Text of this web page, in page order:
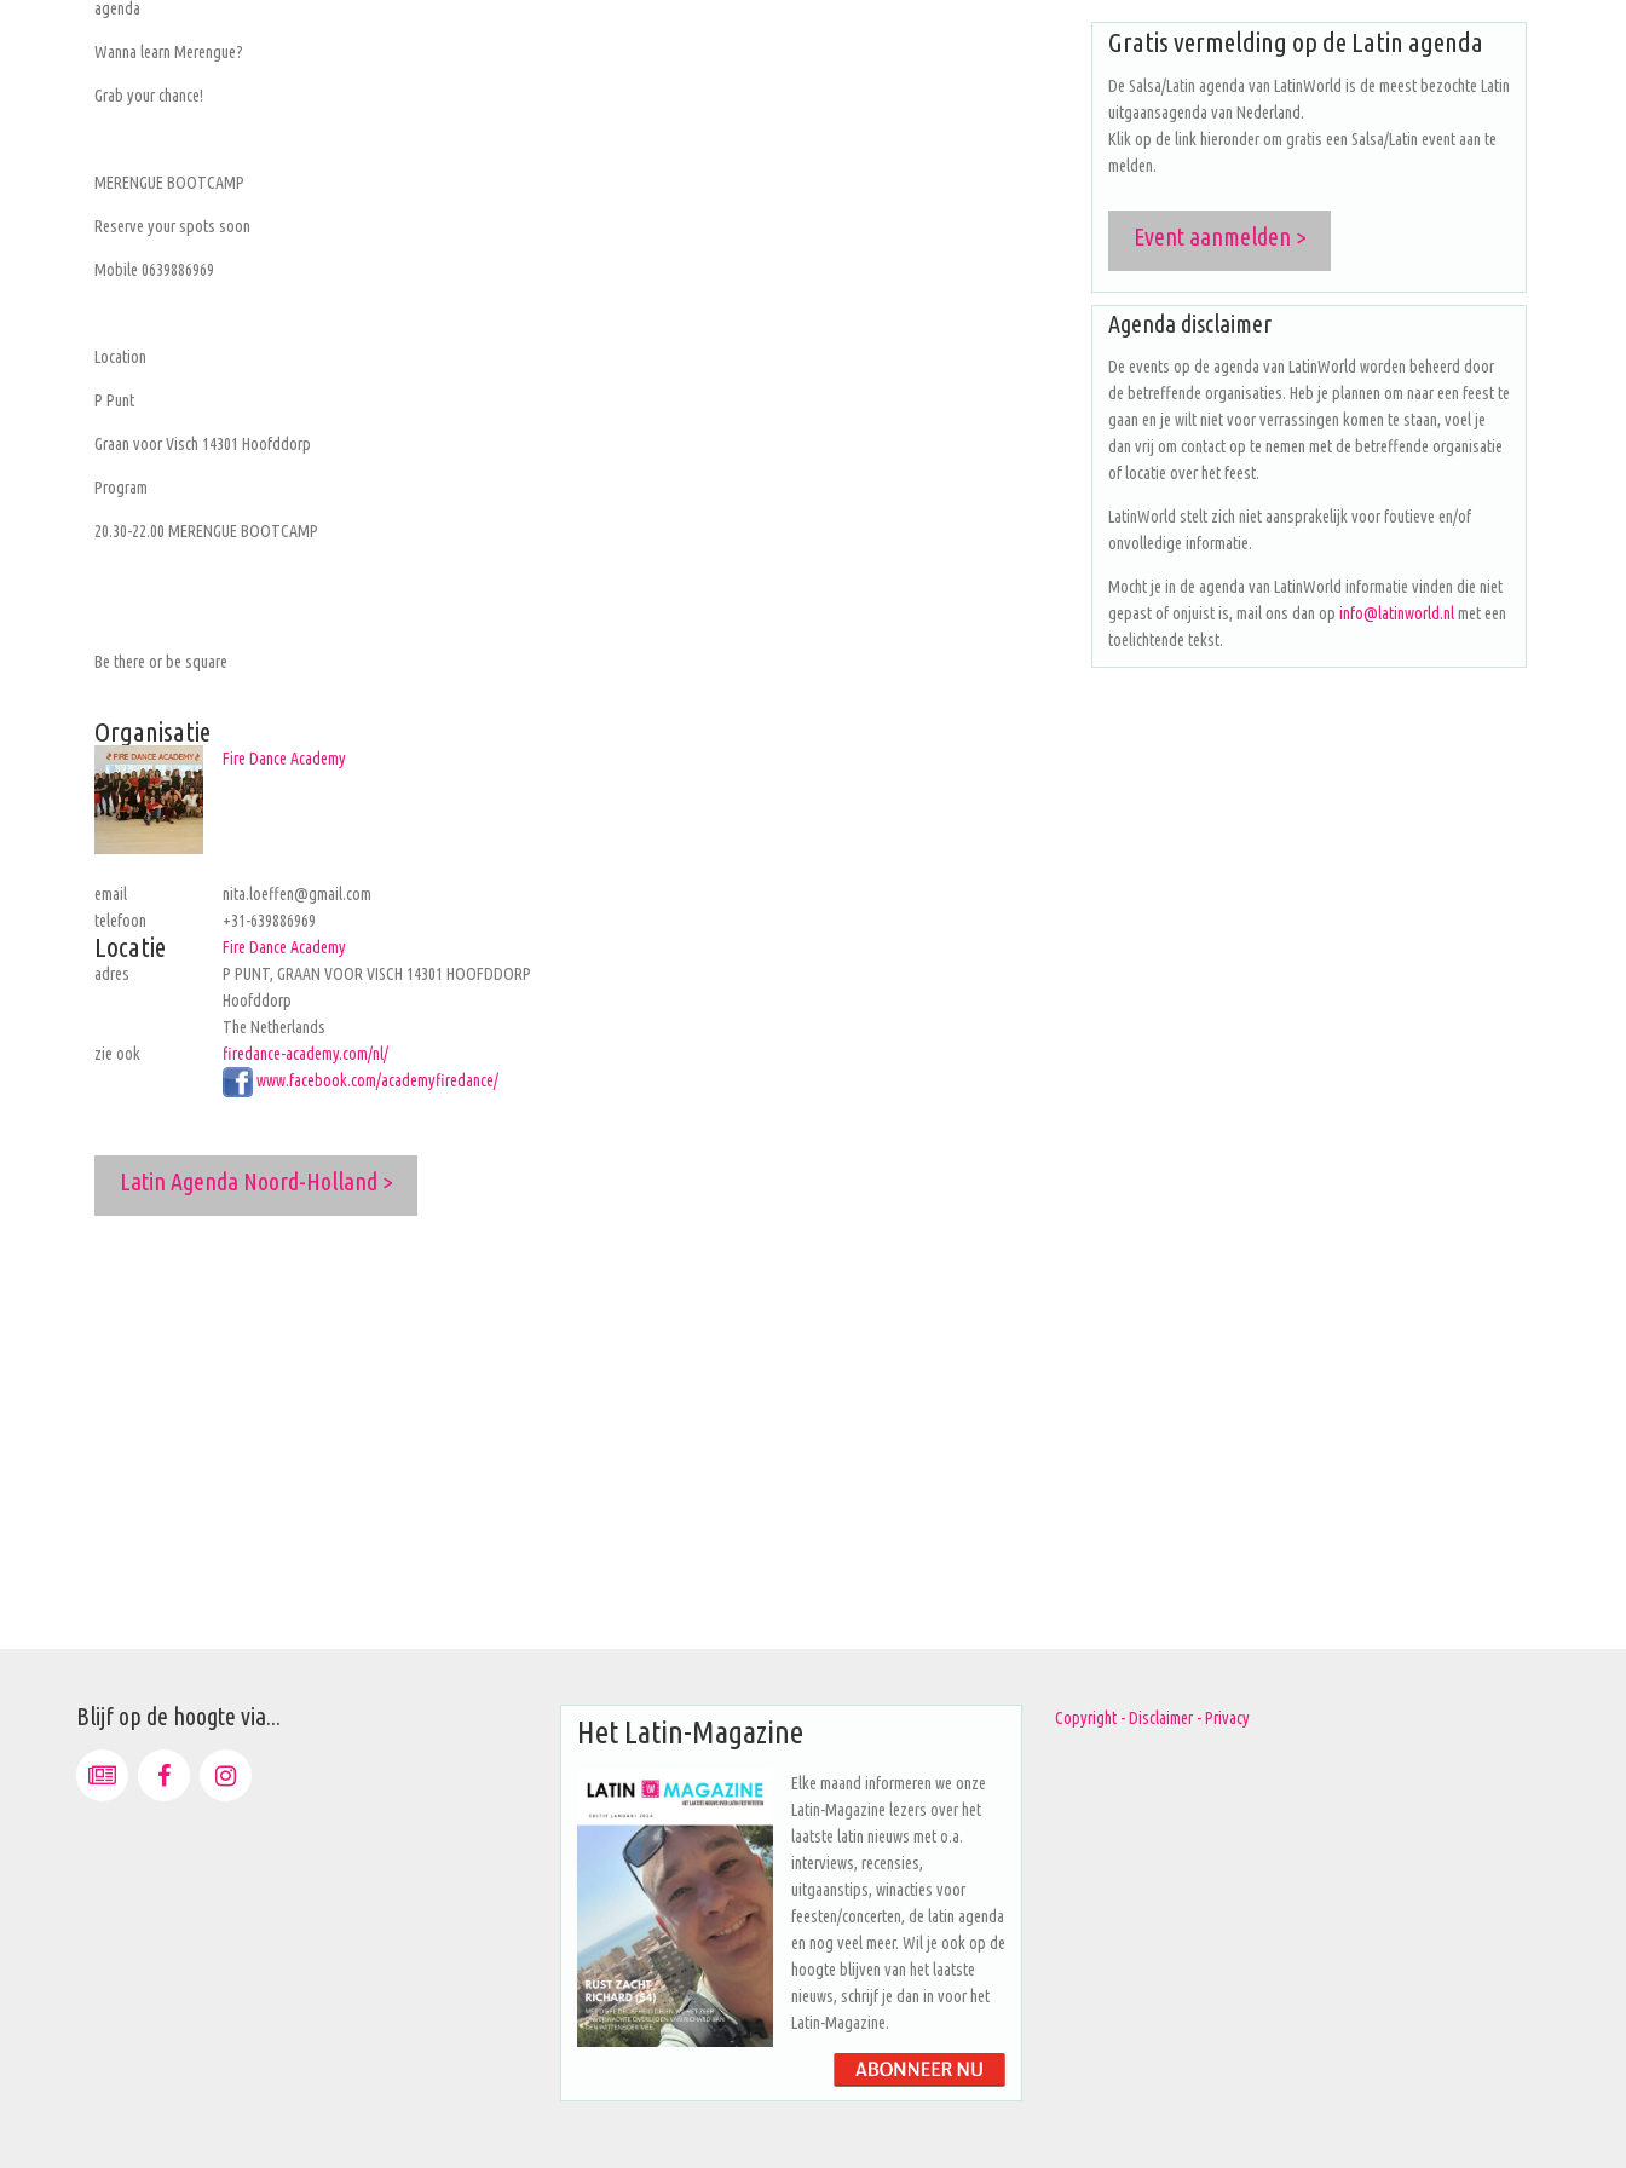
agenda
Wanna learn Merengue?
Grab your chance!
MERENGUE BOOTCAMP
Reserve your spots soon
Mobile 0639886969
Location
P Punt
Graan voor Visch 14301 Hoofddorp
Program
20.30-22.00 MERENGUE BOOTCAMP
Be there or be square
Organisatie
Fire Dance Academy
email
nita.loeffen@gmail.com
telefoon
+31-639886969
Locatie
Fire Dance Academy
adres
P PUNT, GRAAN VOOR VISCH 14301 HOOFDDORP
Hoofddorp
The Netherlands
zie ook
firedance-academy.com/nl/
www.facebook.com/academyfiredance/
Latin Agenda Noord-Holland >
Gratis vermelding op de Latin agenda
De Salsa/Latin agenda van LatinWorld is de meest bezochte Latin
uitgaansagenda van Nederland.
Klik op de link hieronder om gratis een Salsa/Latin event aan te
melden.
Event aanmelden >
Agenda disclaimer
De events op de agenda van LatinWorld worden beheerd door
de betreffende organisaties. Heb je plannen om naar een feest te
gaan en je wilt niet voor verrassingen komen te staan, voel je
dan vrij om contact op te nemen met de betreffende organisatie
of locatie over het feest.
LatinWorld stelt zich niet aansprakelijk voor foutieve en/of
onvolledige informatie.
Mocht je in de agenda van LatinWorld informatie vinden die niet
gepast of onjuist is, mail ons dan op info@latinworld.nlmet een
toelichtende tekst.
Blijf op de hoogte via... Het Latin-Magazine
Elke maand informeren we onze
Latin-Magazine lezers over het
laatste latin nieuws met o.a.
interviews, recensies,
uitgaanstips, winacties voor
feesten/concerten, de latin agenda
en nog veel meer. Wil je ook op de
hoogte blijven van het laatste
nieuws, schrijf je dan in voor het
Latin-Magazine.
Copyright - Disclaimer - Privacy